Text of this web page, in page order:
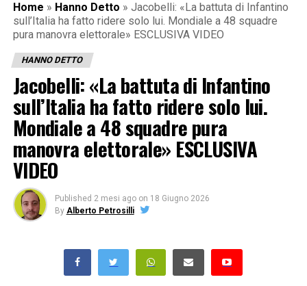
Home » Hanno Detto » Jacobelli: «La battuta di Infantino
sull’Italia ha fatto ridere solo lui. Mondiale a 48 squadre
pura manovra elettorale» ESCLUSIVA VIDEO
HANNO DETTO
Jacobelli: «La battuta di Infantino
sull’Italia ha fatto ridere solo lui.
Mondiale a 48 squadre pura
manovra elettorale» ESCLUSIVA
VIDEO
Published 2 mesi ago on 18 Giugno 2026
By Alberto Petrosilli